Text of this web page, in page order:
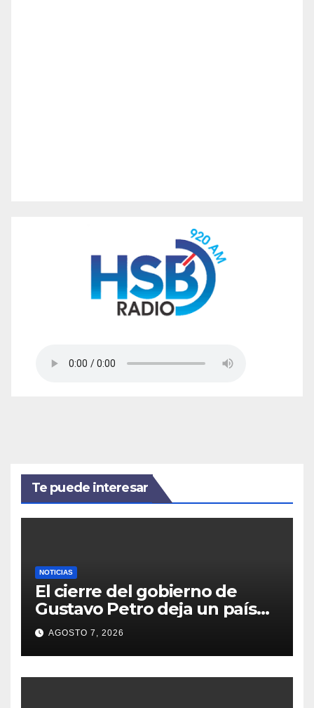
Te puede interesar
NOTICIAS
El cierre del gobierno de
Gustavo Petro deja un país
marcado por tensiones y
desafíos
AGOSTO 7, 2026